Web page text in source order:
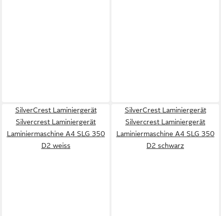
SilverCrest Laminiergerät
Silvercrest Laminiergerät
Laminiermaschine A4 SLG 350
D2 weiss
SilverCrest Laminiergerät
Silvercrest Laminiergerät
Laminiermaschine A4 SLG 350
D2 schwarz